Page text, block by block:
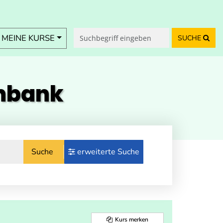
KURSE SUCHE
Suche erweiterte Suche
Kurs merken